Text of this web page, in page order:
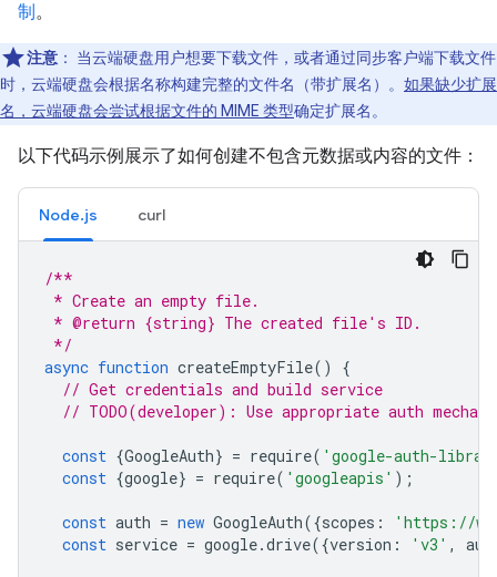
制。
注意 ：
当云端硬盘用户想要下载文件，或者通过同步客户端下载文件
时，云端硬盘会根据名称构建完整的文件名（带扩展名）。 如果缺少扩展
名，云端硬盘会尝试根据文件的 MIME 类型确定扩展名。
以下代码示例展示了如何创建不包含元数据或内容的文件：
Node.js curl
/**
* Create an empty file.
* @return {string} The created file's ID.
*/
async function createEmptyFile()
{
// Get credentials and build service
// TODO(developer): Use appropriate auth
const {GoogleAuth} = require( 'google-auth-
const {google} = require( 'googleapis' );
const auth = new GoogleAuth({scopes :
'https://
const service = google.drive({version : 'v3' ,